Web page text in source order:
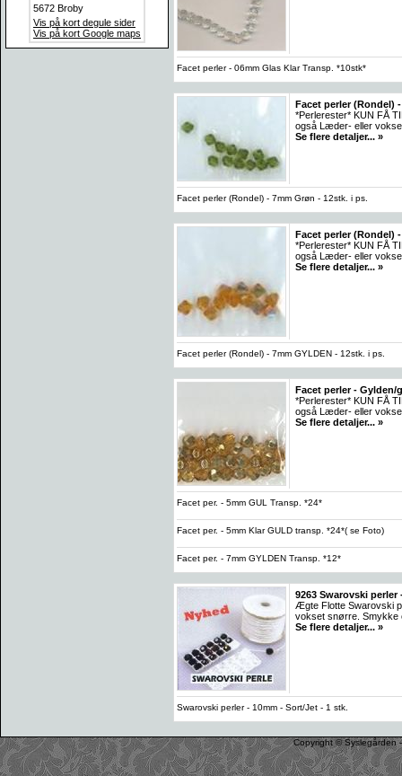
5672 Broby
Vis på kort degule sider
Vis på kort Google maps
Facet perler - 06mm Glas Klar Transp. *10stk*
Facet perler (Rondel)
*Perlerester* KUN FÅ
også Læder- eller
Se flere detaljer... »
Facet perler (Rondel) - 7mm Grøn - 12stk. i ps.
Facet perler (Rondel)
*Perlerester* KUN FÅ
også Læder- eller
Se flere detaljer... »
Facet perler (Rondel) - 7mm GYLDEN - 12stk. i ps.
Facet perler - Gylden/
*Perlerester* KUN FÅ
også Læder- eller
Se flere detaljer... »
Facet per. - 5mm GUL Transp. *24*
Facet per. - 5mm Klar GULD transp. *24*( se Foto)
Facet per. - 7mm GYLDEN Transp. *12*
9263 Swarovski perler
Ægte Flotte Swarovski
vokset snørre. Smykke
Se flere detaljer... »
Swarovski perler - 10mm - Sort/Jet - 1 stk.
Copyright © Syslegården